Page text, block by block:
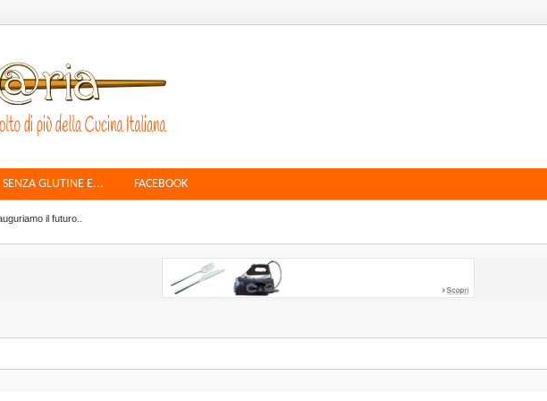
SENZA GLUTINE E... FACEBOOK
il futuro..